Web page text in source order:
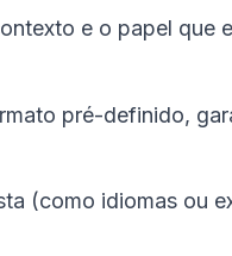
e o papel que
pré-definido,
(como idiomas ou